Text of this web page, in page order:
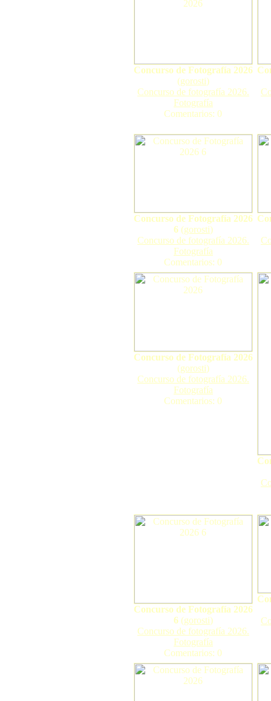
Concurso de Fotografía 2026
(gorosti)
Concurso de fotografía 2026.
Fotografía
Comentarios: 0
Concurso de Fotografía 2026
6 (gorosti)
Concurso de fotografía 2026.
Fotografía
Comentarios: 0
Concurso de Fotografía 2026
(gorosti)
Concurso de fotografía 2026.
Fotografía
Comentarios: 0
Concurso de Fotografía 2026
6 (gorosti)
Concurso de fotografía 2026.
Fotografía
Comentarios: 0